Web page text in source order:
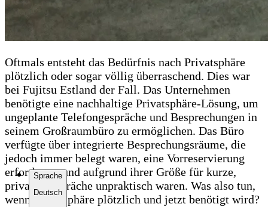
Sprache
Deutsch
Oftmals entsteht das Bedürfnis nach Privatsphäre
plötzlich oder sogar völlig überraschend. Dies war
bei Fujitsu Estland der Fall. Das Unternehmen
benötigte eine nachhaltige Privatsphäre-Lösung, um
ungeplante Telefongespräche und Besprechungen in
seinem Großraumbüro zu ermöglichen. Das Büro
verfügte über integrierte Besprechungsräume, die
jedoch immer belegt waren, eine Vorreservierung
erforderten und aufgrund ihrer Größe für kurze,
private Gespräche unpraktisch waren. Was also tun,
wenn Privatsphäre plötzlich und jetzt benötigt wird?